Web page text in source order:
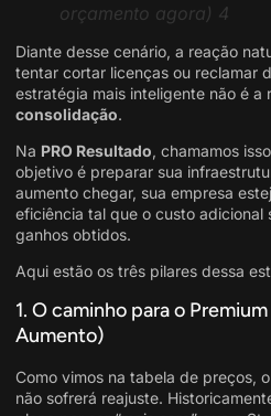
orçamento agora) 4
Diante desse cenário, a reação
tentar cortar licenças ou reclamar
estratégia mais inteligente não é a
consolidação.
Na PRO Resultado, chamamos
objetivo é preparar sua
aumento chegar, sua empresa
eficiência tal que o custo adicional
ganhos obtidos.
Aqui estão os três pilares dessa
1. O caminho para o
Aumento)
Como vimos na tabela de preços,
não sofrerá reajuste.